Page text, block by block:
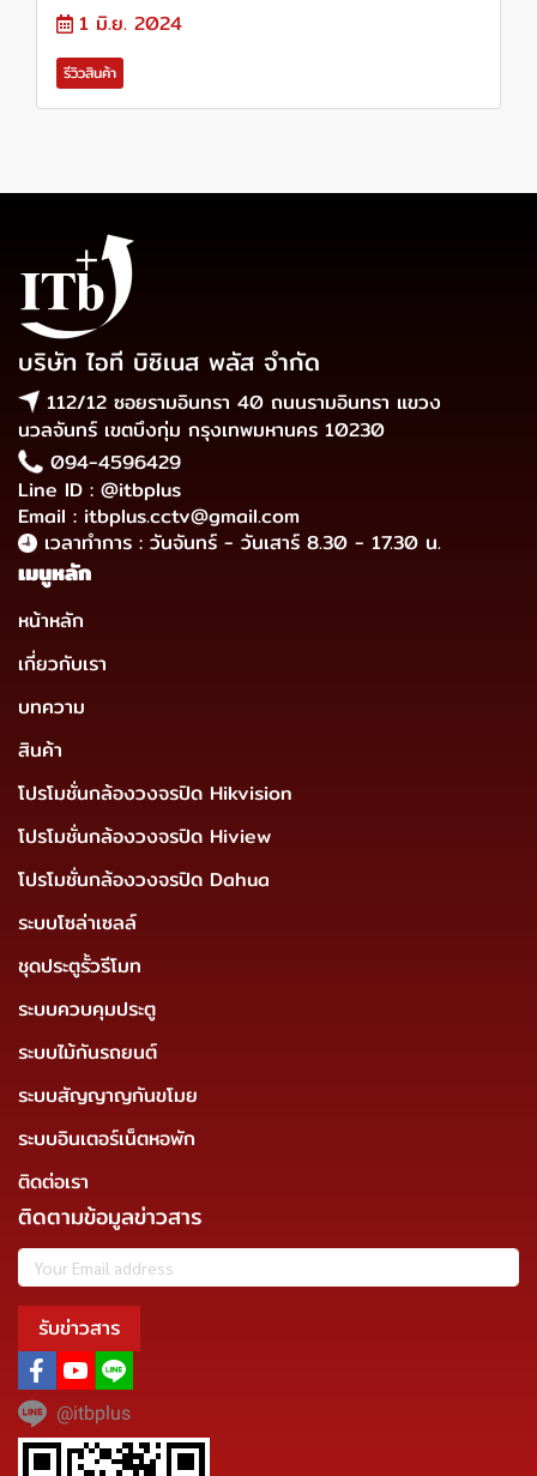
1 มิ.ย. 2024
รีวิวสินค้า
บริษัท ไอที บิซิเนส พลัส จำกัด
112/12 ซอยรามอินทรา 40 ถนนรามอินทรา แขวง
นวลจันทร์ เขตบึงกุ่ม กรุงเทพมหานคร 10230
094-4596429
Line ID : @itbplus
Email : itbplus.cctv@gmail.com
เวลาทำการ : วันจันทร์ - วันเสาร์ 8.30 - 17.30 น.
เมนูหลัก
หน้าหลัก
เกี่ยวกับเรา
บทความ
สินค้า
โปรโมชั่นกล้องวงจรปิด Hikvision
โปรโมชั่นกล้องวงจรปิด Hiview
โปรโมชั่นกล้องวงจรปิด Dahua
ระบบโซล่าเซลล์
ชุดประตูรั้วรีโมท
ระบบควบคุมประตู
ระบบไม้กันรถยนต์
ระบบสัญญาญกันขโมย
ระบบอินเตอร์เน็ตหอพัก
ติดต่อเรา
ติดตามข้อมูลข่าวสาร
รับข่าวสาร
@itbplus